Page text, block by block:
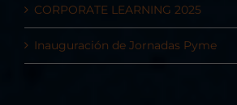
CORPORATE LEARNING 2025
Inauguración de Jornadas Pyme